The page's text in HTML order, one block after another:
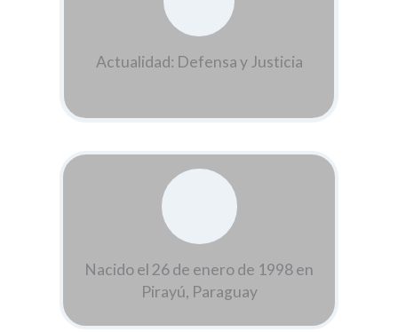
Actualidad: Defensa y Justicia
Nacido el 26 de enero de 1998 en
Pirayú, Paraguay